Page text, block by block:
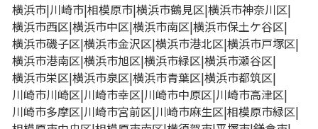
横浜市 川崎市 相模原市 横浜市鶴見区 横浜市神奈川区
横浜市西区 横浜市中区 横浜市南区 横浜市保土ケ谷区
横浜市磯子区 横浜市金沢区 横浜市港北区 横浜市戸塚区
横浜市港南区 横浜市旭区 横浜市緑区 横浜市瀬谷区
横浜市栄区 横浜市泉区 横浜市青葉区 横浜市都筑区
川崎市川崎区 川崎市幸区 川崎市中原区 川崎市高津区
川崎市多摩区 川崎市宮前区 川崎市麻生区 相模原市緑区